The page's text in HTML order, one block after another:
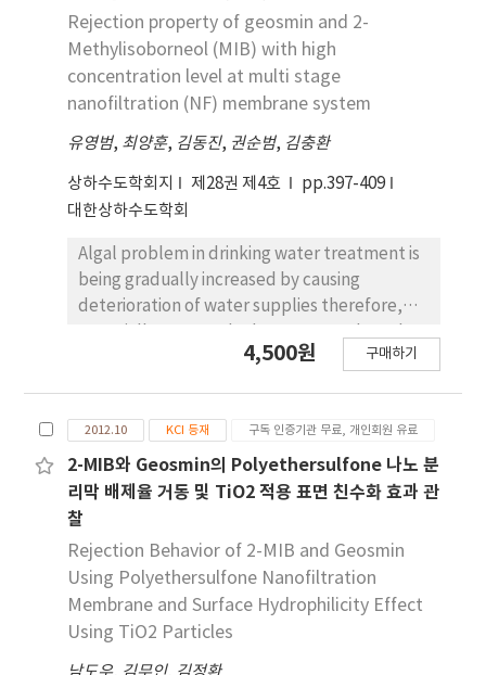
Rejection property of geosmin and 2-
Methylisoborneol (MIB) with high
concentration level at multi stage
nanofiltration (NF) membrane system
유영범, 최양훈, 김동진, 권순범, 김충환
상하수도학회지 제28권 제4호
pp.397-409
대한상하수도학회
Algal problem in drinking water treatment is
being gradually increased by causing
deterioration of water supplies therefore,
geosmin and 2-MIB occur mainly aesthetic
drinking water consumer. Recently, geosmin
and 2-MIB are detected frequently at
abnormally high concentration level.
However, conventional water treatment
without advanced water treatment
processes such as adsorption and oxidation
process, cannot remove these two
compounds efficiently. Moreover, it is known
that the advanced treatment processes i.e.
4,500원 구매하기
2012.10 KCI 등재 구독 인증기관 무료, 개인회원 유료
2-MIB와 Geosmin의 Polyethersulfone 나노 분
리막 배제율 거동 및 TiO2 적용 표면 친수화 효과 관
찰
Rejection Behavior of 2-MIB and Geosmin
Using Polyethersulfone Nanofiltration
Membrane and Surface Hydrophilicity Effect
Using TiO2 Particles